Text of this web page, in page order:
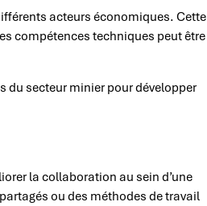
acteurs économiques. Cette
compétences techniques peut être
du secteur minier pour développer
la collaboration au sein d’une
ou des méthodes de travail